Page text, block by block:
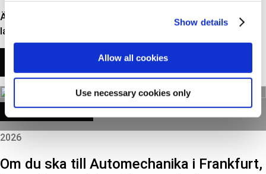
Show details
Allow all cookies
Use necessary cookies only
Även om vi både har utökat och optimerat vår
lagringskapacitet flera gånger genom åren, har vi…
CORPORATE NEWS
2026
Om du ska till Automechanika i Frankfurt,